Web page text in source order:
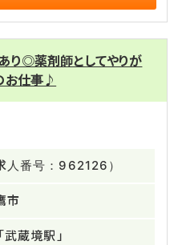
り◎薬剤師としてやりが
お仕事♪
人番号：962126）
市
蔵境駅」